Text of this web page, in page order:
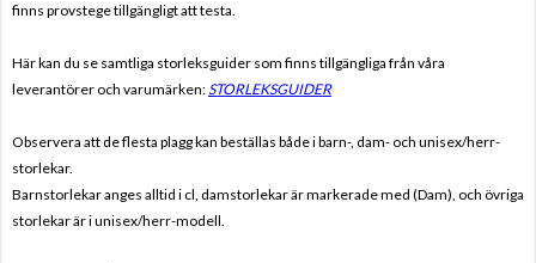
finns provstege tillgängligt att testa.
Här kan du se samtliga storleksguider som finns tillgängliga från våra
leverantörer och varumärken:STORLEKSGUIDER
Observera att de flesta plagg kan beställas både i barn-, dam- och unisex/herr-
storlekar.
Barnstorlekar anges alltid i cl, damstorlekar är markerade med (Dam), och övriga
storlekar är i unisex/herr-modell.